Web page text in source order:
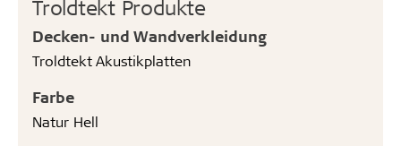
Troldtekt Produkte
Decken- und Wandverkleidung
Troldtekt Akustikplatten
Farbe
Natur Hell